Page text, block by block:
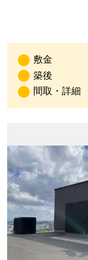
敷金
築後
間取・詳細